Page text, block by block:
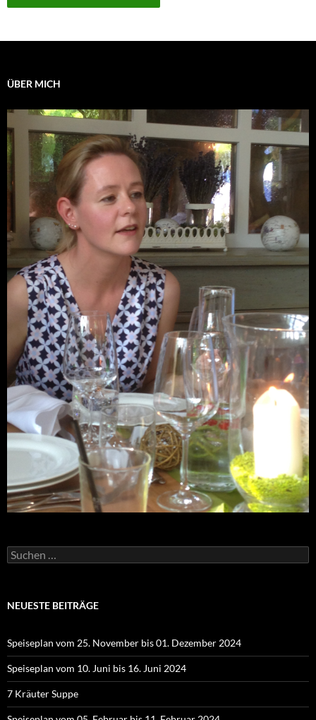
ÜBER MICH
Suchen
nach:
NEUESTE BEITRÄGE
Speiseplan vom 25. November bis 01. Dezember 2024
Speiseplan vom 10. Juni bis 16. Juni 2024
7 Kräuter Suppe